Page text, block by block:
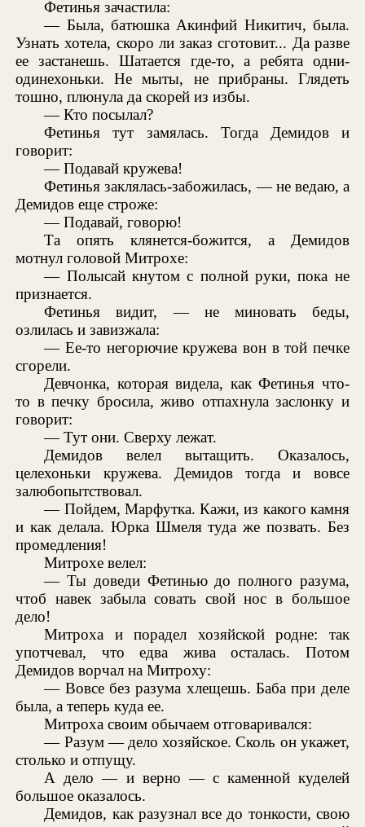
Фетинья зачастила:
— Была, батюшка Акинфий Никитич, была.
Узнать хотела, скоро ли заказ сготовит... Да разве
ее застанешь. Шатается где-то, а ребята одни-
одинехоньки. Не мыты, не прибраны. Глядеть
тошно, плюнула да скорей из избы.
— Кто посылал?
Фетинья тут замялась. Тогда Демидов и
говорит:
— Подавай кружева!
Фетинья заклялась-забожилась, — не ведаю, а
Демидов еще строже:
— Подавай, говорю!
Та опять клянется-божится, а Демидов
мотнул головой Митрохе:
— Полысай кнутом с полной руки, пока не
признается.
Фетинья видит, — не миновать беды,
озлилась и завизжала:
— Ее-то негорючие кружева вон в той печке
сгорели.
Девчонка, которая видела, как Фетинья что-
то в печку бросила, живо отпахнула заслонку и
говорит:
— Тут они. Сверху лежат.
Демидов велел вытащить. Оказалось,
целехоньки кружева. Демидов тогда и вовсе
залюбопытствовал.
— Пойдем, Марфутка. Кажи, из какого камня
и как делала. Юрка Шмеля туда же позвать. Без
промедления!
Митрохе велел:
— Ты доведи Фетинью до полного разума,
чтоб навек забыла совать свой нос в большое
дело!
Митроха и порадел хозяйской родне: так
употчевал, что едва жива осталась. Потом
Демидов ворчал на Митроху:
— Вовсе без разума хлещешь. Баба при деле
была, а теперь куда ее.
Митроха своим обычаем отговаривался:
— Разум — дело хозяйское. Сколь он укажет,
столько и отпущу.
А дело — и верно — с каменной куделей
большое оказалось.
Демидов, как разузнал все до тонкости, свою